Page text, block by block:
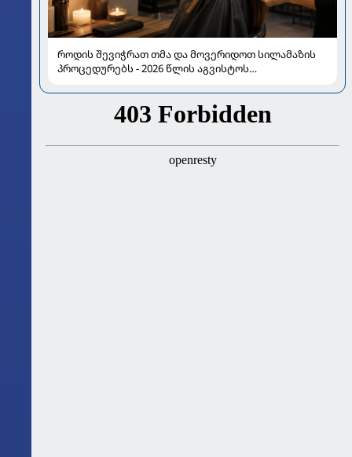
როდის შევიჭრათ თმა და მოვერიდოთ სილამაზის
პროცედურებს - 2026 წლის აგვისტოს